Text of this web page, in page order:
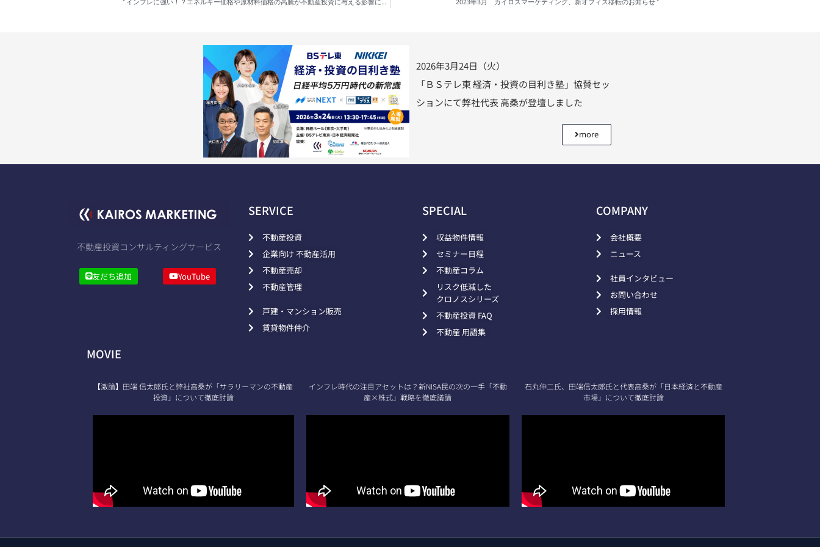
2026年3月24日（火）
「ＢＳテレ東 経済・投資の目利き塾」協賛セッ
ションにて弊社代表 高桑が登壇しました
more
不動産投資コンサルティングサービス
友だち追加 YouTube
SERVICE
不動産投資
企業向け 不動産活用
不動産売却
不動産管理
戸建・マンション販売
賃貸物件仲介
SPECIAL
収益物件情報
セミナー日程
不動産コラム
リスク低減した
クロノスシリーズ
不動産投資 FAQ
不動産 用語集
COMPANY
会社概要
ニュース
社員インタビュー
お問い合わせ
採用情報
MOVIE
【激論】田端 信太郎氏と弊社高桑が「サラリーマンの不動産
投資」について徹底討論
インフレ時代の注目アセットは？新NISA民の次の一手「不動
産×株式」戦略を徹底議論
石丸伸二氏、田端信太郎氏と代表高桑が「日本経済と不動産
市場」について徹底討論